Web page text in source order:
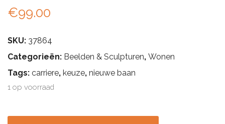
€99.00
SKU: 37864
Categorieën: Beelden & Sculpturen, Wonen
Tags: carriere, keuze, nieuwe baan
1 op voorraad